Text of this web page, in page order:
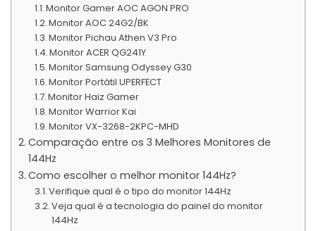
Monitor Gamer AOC AGON PRO
Monitor AOC 24G2/BK
Monitor Pichau Athen V3 Pro
Monitor ACER QG241Y
Monitor Samsung Odyssey G30
Monitor Portátil UPERFECT
Monitor Haiz Gamer
Monitor Warrior Kai
Monitor VX-3268-2KPC-MHD
Comparação entre os 3 Melhores Monitores de
144Hz
Como escolher o melhor monitor 144Hz?
Verifique qual é o tipo do monitor 144Hz
Veja qual é a tecnologia do painel do monitor
144Hz